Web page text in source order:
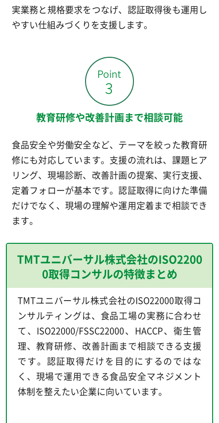
実業務と規格要求をつなげ、認証取得後も運用し
やすい仕組みづくりを支援します。
教育研修や改善計画まで相談可能
食品安全や労働安全など、テーマを絞った教育研
修にも対応しています。支援の流れは、課題ヒア
リング、現場診断、改善計画の提案、実行支援、
定着フォローが基本です。認証取得に向けた準備
だけでなく、現場の理解や運用定着まで相談でき
ます。
TMTユニバーサル株式会社のISO2200
0取得コンサルの特徴まとめ
TMTユニバーサル株式会社のISO22000取得コ
ンサルティングは、食品工場の実務に合わせ
て、ISO22000/FSSC22000、HACCP、衛生管
理、教育研修、改善計画まで相談できる支援
です。認証取得だけを目的にするのではな
く、現場で運用できる食品安全マネジメント
体制を整えたい企業に向いています。